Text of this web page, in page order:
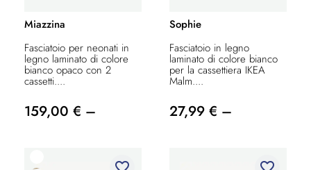
Miazzina
Fasciatoio per neonati in
legno laminato di colore
bianco opaco con 2
cassetti....
159,00 € –
Sophie
Fasciatoio in legno
laminato di colore bianco
per la cassettiera IKEA
Malm....
27,99 € –